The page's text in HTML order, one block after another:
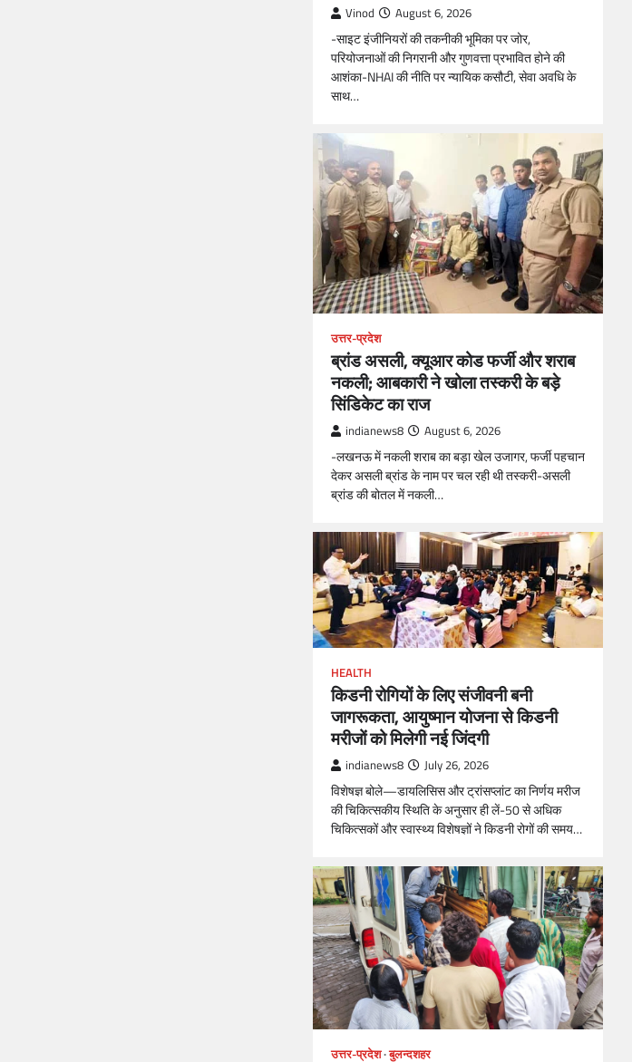
Vinod August 6, 2026
-साइट इंजीनियरों की तकनीकी भूमिका पर जोर,
परियोजनाओं की निगरानी और गुणवत्ता प्रभावित होने की
आशंका-NHAI की नीति पर न्यायिक कसौटी, सेवा अवधि के
साथ…
उत्तर-प्रदेश
ब्रांड असली, क्यूआर कोड फर्जी और शराब
नकली; आबकारी ने खोला तस्करी के बड़े
सिंडिकेट का राज
indianews8 August 6, 2026
-लखनऊ में नकली शराब का बड़ा खेल उजागर, फर्जी पहचान
देकर असली ब्रांड के नाम पर चल रही थी तस्करी-असली
ब्रांड की बोतल में नकली…
HEALTH
किडनी रोगियों के लिए संजीवनी बनी
जागरूकता, आयुष्मान योजना से किडनी
मरीजों को मिलेगी नई जिंदगी
indianews8 July 26, 2026
विशेषज्ञ बोले—डायलिसिस और ट्रांसप्लांट का निर्णय मरीज
की चिकित्सकीय स्थिति के अनुसार ही लें-50 से अधिक
चिकित्सकों और स्वास्थ्य विशेषज्ञों ने किडनी रोगों की समय…
उत्तर-प्रदेश बुलन्दशहर